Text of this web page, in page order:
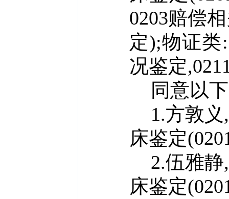
0203赔偿
定);物证类
况鉴定
同意以下
1.方敦义
床鉴定(
2.伍雅静
床鉴定(